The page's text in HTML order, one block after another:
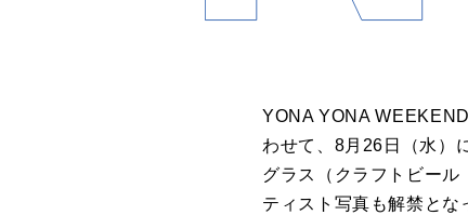
YONA YONA
わせて、8月26日（水）
グラス（クラフトビー
ティスト写真も解禁とな